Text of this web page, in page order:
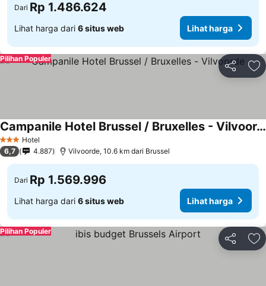
Dari Rp 1.486.624
Lihat harga dari 6 situs web Lihat harga
Bagikan
Pilihan Populer
3 BintangHotel
Campanile Hotel Brussel / Bruxelles - Vilvoorde
6,7 4.887 Vilvoorde, 10.6 km dari Brussel
Dari Rp 1.569.996
Lihat harga dari 6 situs web Lihat harga
Bagikan
Pilihan Populer